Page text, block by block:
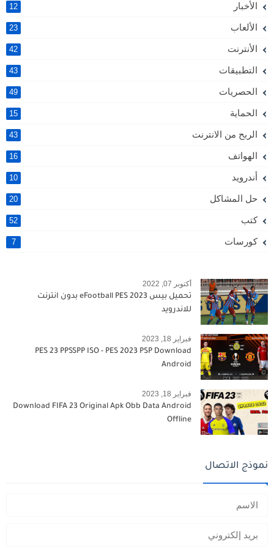
الأخبار 12
الألعاب 23
الأنترنت 42
التطبيقات 43
الحصريات 49
الحماية 15
الربح من الانترنت 43
الهواتف 16
أندرويد 10
حل المشاكل 20
كتب 52
كورسات 7
أكتوبر 07, 2022
تحميل بيس 2023 eFootball PES بدون انترنت
للاندرويد
فبراير 18, 2023
PES 23 PPSSPP ISO - PES 2023 PSP Download
Android
فبراير 18, 2023
Download FIFA 23 Original Apk Obb Data Android
Offline
نموذج الاتصال